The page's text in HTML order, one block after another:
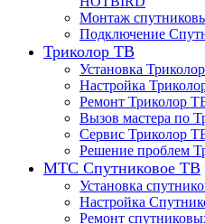
Монтаж
Подключение
Триколор ТВ
Установка
Настройка
Ремонт Триколор
Вызов мастера по
Сервис Триколор
Решение проблем
МТС Спутниковое ТВ
Установка
Настройка
Ремонт